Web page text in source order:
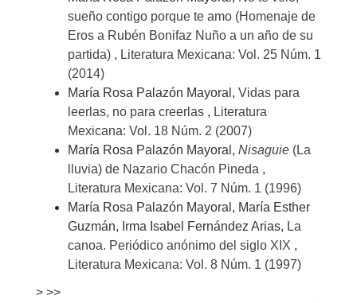
sueño contigo porque te amo (Homenaje de
Eros a Rubén Bonifaz Nuño a un año de su
partida) , Literatura Mexicana: Vol. 25 Núm. 1
(2014)
María Rosa Palazón Mayoral, Vidas para
leerlas, no para creerlas , Literatura
Mexicana: Vol. 18 Núm. 2 (2007)
María Rosa Palazón Mayoral, Nisaguie (La
lluvia) de Nazario Chacón Pineda ,
Literatura Mexicana: Vol. 7 Núm. 1 (1996)
María Rosa Palazón Mayoral, María Esther
Guzmán, Irma Isabel Fernández Arias, La
canoa. Periódico anónimo del siglo XIX ,
Literatura Mexicana: Vol. 8 Núm. 1 (1997)
> >>